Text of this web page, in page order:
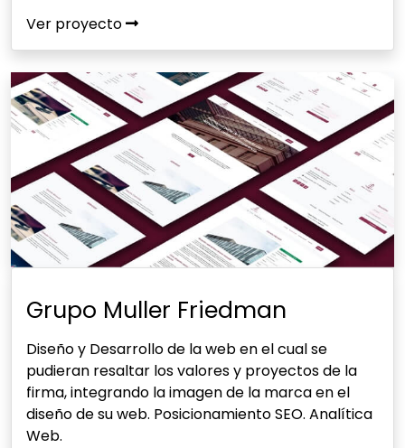
Ver proyecto
Grupo Muller Friedman
Diseño y Desarrollo de la web en el cual se
pudieran resaltar los valores y proyectos de la
firma, integrando la imagen de la marca en el
diseño de su web. Posicionamiento SEO. Analítica
Web.